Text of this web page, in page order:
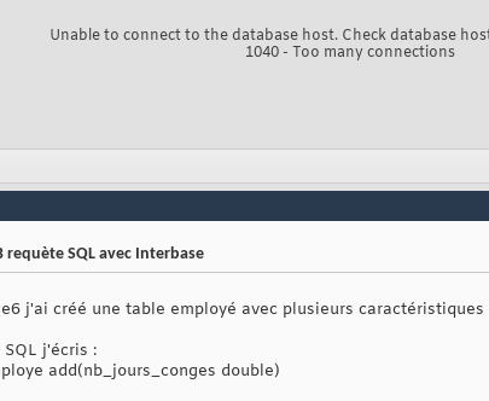
Unable to connect to the database host. Check database
1040 - Too many connections
requète SQL avec Interbase
j'ai créé une table employé avec plusieurs
j'écris :
add(nb_jours_conges double)